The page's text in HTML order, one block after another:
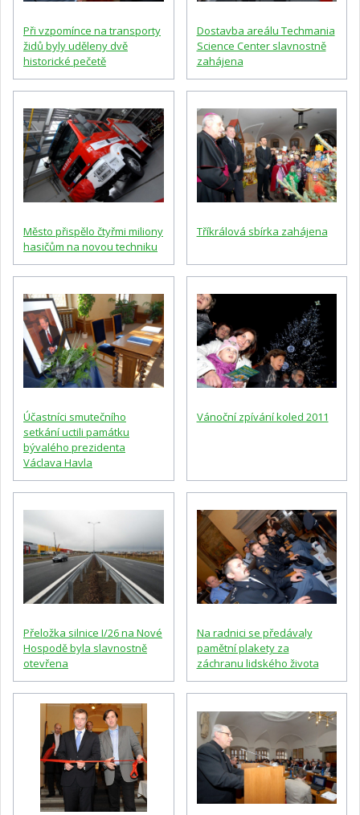
Při vzpomínce na transporty
židů byly uděleny dvě
historické pečetě
Dostavba areálu Techmania
Science Center slavnostně
zahájena
Město přispělo čtyřmi miliony
hasičům na novou techniku
Tříkrálová sbírka zahájena
Účastníci smutečního
setkání uctili památku
bývalého prezidenta
Václava Havla
Vánoční zpívání koled 2011
Přeložka silnice I/26 na Nové
Hospodě byla slavnostně
otevřena
Na radnici se předávaly
pamětní plakety za
záchranu lidského života